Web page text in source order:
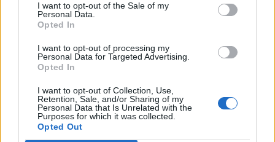
I want to opt-out of the Sale of my
Personal Data.
Opted In
I want to opt-out of processing my
Personal Data for Targeted Advertising.
Opted In
I want to opt-out of Collection, Use,
Retention, Sale, and/or Sharing of my
Personal Data that Is Unrelated with the
Purposes for which it was collected.
Opted Out
Δημόσιοι υπάλληλοι, γιατροί, εκπαιδευτικοί, δικαστικοί
σημερινή πανελλαδική κινητοποίηση, που μπλοκάρει
μεταφορές και υπηρεσίες. Στο επίκεντρο των